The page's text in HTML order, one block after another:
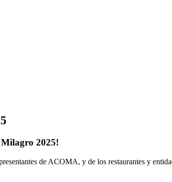
Milagro 2025!
de ACOMA, y de los restaurantes y